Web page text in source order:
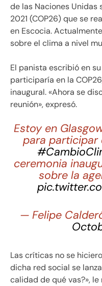
de las Naciones
2021 (COP26) que se
en Escocia.
sobre el clima a nivel
El panista escribió en
participaría en la
inaugural. «Ahora se
reunión», expresó.
Estoy en
para participar
ceremonia
sobre la
— Felipe
Las críticas no se
dicha red social se
calidad de qué vas?»,